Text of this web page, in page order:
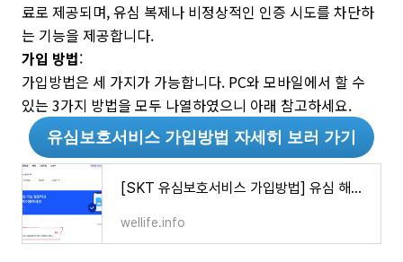
료로 제공되며, 유심 복제나 비정상적인 인증 시도를 차단하
는 기능을 제공합니다.
가입 방법:
가입방법은 세 가지가 가능합니다. PC와 모바일에서 할 수
있는 3가지 방법을 모두 나열하였으니 아래 참고하세요.
유심보호서비스 가입방법 자세히 보러 가기
[SKT 유심보호서비스 가입방법] 유심 해킹 걱정 끝! 무료 가입방법 3가지 총정리 (홈페이지 / T월드
wellife.info